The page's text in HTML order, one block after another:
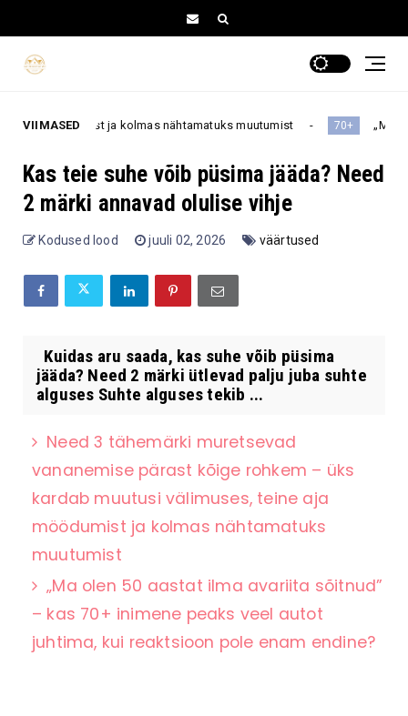
VIIMASED
ja kolmas nähtamatuks muutumist 70+ „Ma olen 50 aastat
Kas teie suhe võib püsima jääda? Need
2 märki annavad olulise vihje
Kodused lood juuli 02, 2026 väärtused
Kuidas aru saada, kas suhe võib püsima
jääda? Need 2 märki ütlevad palju juba suhte
alguses Suhte alguses tekib ...
Need 3 tähemärki muretsevad
vananemise pärast kõige rohkem – üks
kardab muutusi välimuses, teine aja
möödumist ja kolmas nähtamatuks
muutumist
„Ma olen 50 aastat ilma avariita sõitnud”
– kas 70+ inimene peaks veel autot
juhtima, kui reaktsioon pole enam endine?